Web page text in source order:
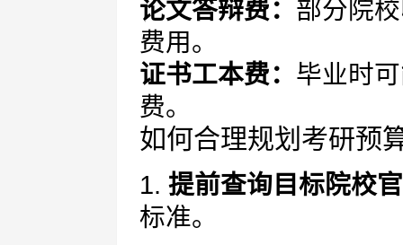
论文答辩费： 部分院
费用。
证书工本费： 毕业时
费。
如何合理规划考研预
1. 提前查询目标院校
标准。